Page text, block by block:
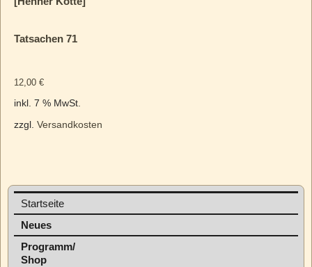
Tatsachen 71
12,00 €
inkl. 7 % MwSt.
zzgl. Versandkosten
Startseite
Neues
Programm/
Shop